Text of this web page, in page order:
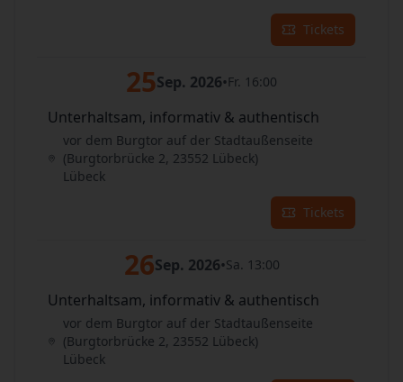
Tickets
25Sep. 2026•Fr. 16:00
Unterhaltsam, informativ & authentisch
vor dem Burgtor auf der Stadtaußenseite
(Burgtorbrücke 2, 23552 Lübeck)
Lübeck
Tickets
26Sep. 2026•Sa. 13:00
Unterhaltsam, informativ & authentisch
vor dem Burgtor auf der Stadtaußenseite
(Burgtorbrücke 2, 23552 Lübeck)
Lübeck